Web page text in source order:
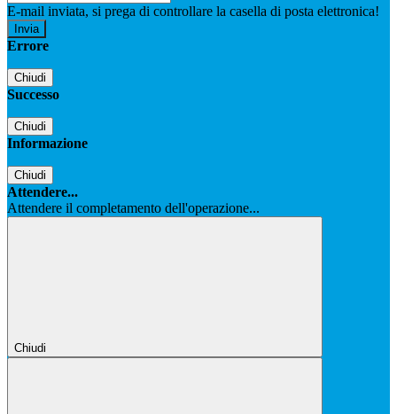
E-mail inviata, si prega di controllare la casella di posta elettronica!
Errore
Chiudi
Successo
Chiudi
Informazione
Chiudi
Attendere...
Attendere il completamento dell'operazione...
Chiudi